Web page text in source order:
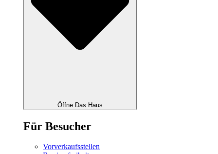
Öffne Das Haus
Für Besucher
Vorverkaufsstellen